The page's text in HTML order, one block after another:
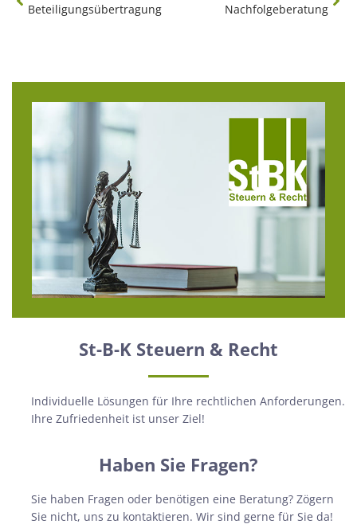
Beteiligungsübertragung Nachfolgeberatung
St-B-K Steuern & Recht
Individuelle Lösungen für Ihre rechtlichen Anforderungen.
Ihre Zufriedenheit ist unser Ziel!
Haben Sie Fragen?
Sie haben Fragen oder benötigen eine Beratung? Zögern
Sie nicht, uns zu kontaktieren. Wir sind gerne für Sie da!